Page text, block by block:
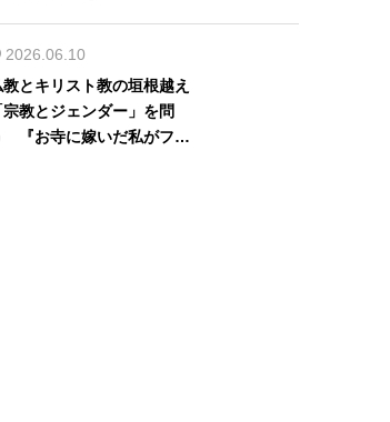
2026.06.10
教とキリスト教の垣根越え
宗教とジェンダー」を問
『お寺に嫁いだ私がフェ